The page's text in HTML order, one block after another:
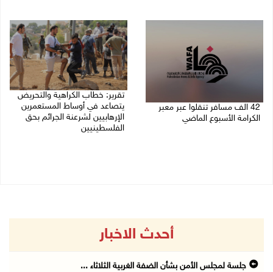
42 الف مسافر تنقلوا عبر معبر
الكرامة الأسبوع الماضي
تقرير: خطاب الكراهية والتحريض
يتصاعد في أوساط المستعمرين
الإرهابيين لشرعنة الجرائم بحق
الفلسطينيين
أحدث الاخبار
جلسة لمجلس الأمن بشأن الضفة الغربية الثلاثاء ...